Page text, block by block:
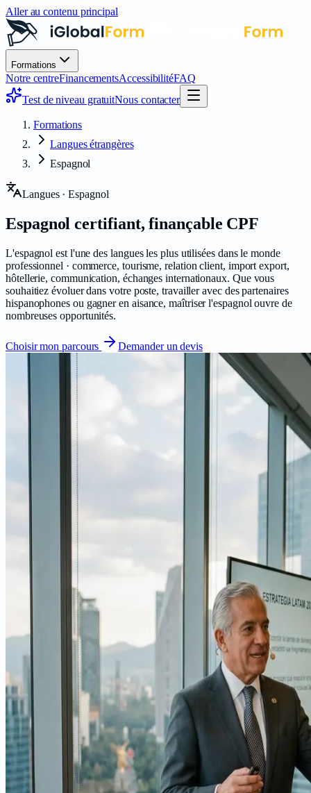
Aller au contenu principal
Formations
Notre centreFinancementsAccessibilitéFAQ
Test de niveau gratuitNous contacter
Formations
Langues étrangères
Espagnol
Langues · Espagnol
Espagnol certifiant, finançable CPF
L'espagnol est l'une des langues les plus utilisées dans le monde
professionnel · commerce, tourisme, relation client, import export,
hôtellerie, communication, échanges internationaux. Que vous
souhaitiez évoluer dans votre poste, travailler avec des partenaires
hispanophones ou gagner en aisance, maîtriser l'espagnol ouvre de
nombreuses opportunités.
Choisir mon parcours Demander un devis